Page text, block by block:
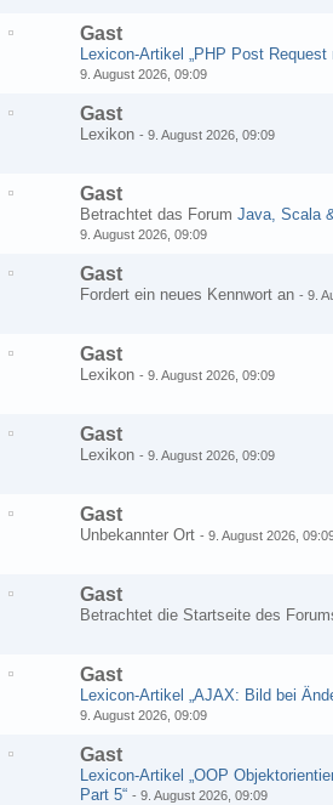
Gast
Lexicon-Artikel „PHP Post Request
9. August 2026, 09:09
Gast
Lexikon - 9. August 2026, 09:09
Gast
Betrachtet das Forum Java, Scala
9. August 2026, 09:09
Gast
Fordert ein neues Kennwort an - 9.
Gast
Lexikon - 9. August 2026, 09:09
Gast
Lexikon - 9. August 2026, 09:09
Gast
Unbekannter Ort - 9. August 2026,
Gast
Betrachtet die Startseite des
Gast
Lexicon-Artikel „AJAX: Bild bei
9. August 2026, 09:09
Gast
Lexicon-Artikel „OOP
Part 5“ - 9. August 2026, 09:09